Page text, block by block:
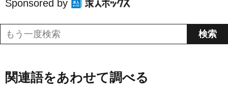
Sponsored by
関連語をあわせて調べる